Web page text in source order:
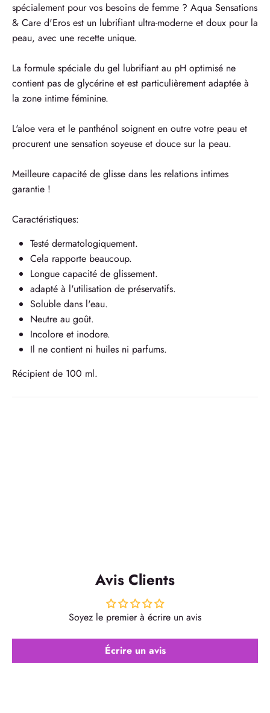
spécialement pour vos besoins de femme ? Aqua Sensations
& Care d'Eros est un lubrifiant ultra-moderne et doux pour la
peau, avec une recette unique.
La formule spéciale du gel lubrifiant au pH optimisé ne
contient pas de glycérine et est particulièrement adaptée à
la zone intime féminine.
L'aloe vera et le panthénol soignent en outre votre peau et
procurent une sensation soyeuse et douce sur la peau.
Meilleure capacité de glisse dans les relations intimes
garantie !
Caractéristiques:
Testé dermatologiquement.
Cela rapporte beaucoup.
Longue capacité de glissement.
adapté à l'utilisation de préservatifs.
Soluble dans l'eau.
Neutre au goût.
Incolore et inodore.
Il ne contient ni huiles ni parfums.
Récipient de 100 ml.
Avis Clients
Soyez le premier à écrire un avis
Écrire un avis